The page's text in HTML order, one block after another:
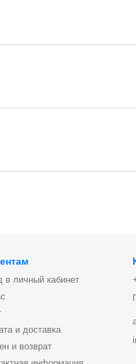
в личный кабинет
и доставка
и возврат